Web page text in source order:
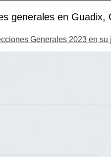
generales en
Generales 2023 en su